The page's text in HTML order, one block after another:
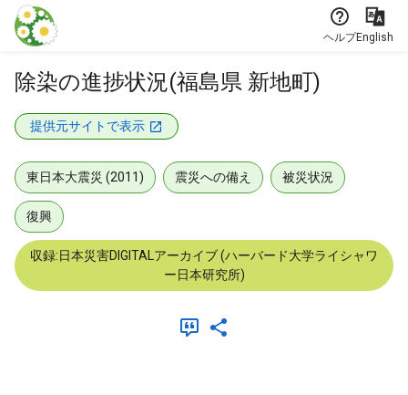
本文に飛ぶ
ヘルプEnglish
除染の進捗状況(福島県 新地町)
提供元サイトで表示
東日本大震災 (2011) 震災への備え 被災状況
復興
収録:日本災害DIGITALアーカイブ (ハーバード大学ライシャワ
ー日本研究所)